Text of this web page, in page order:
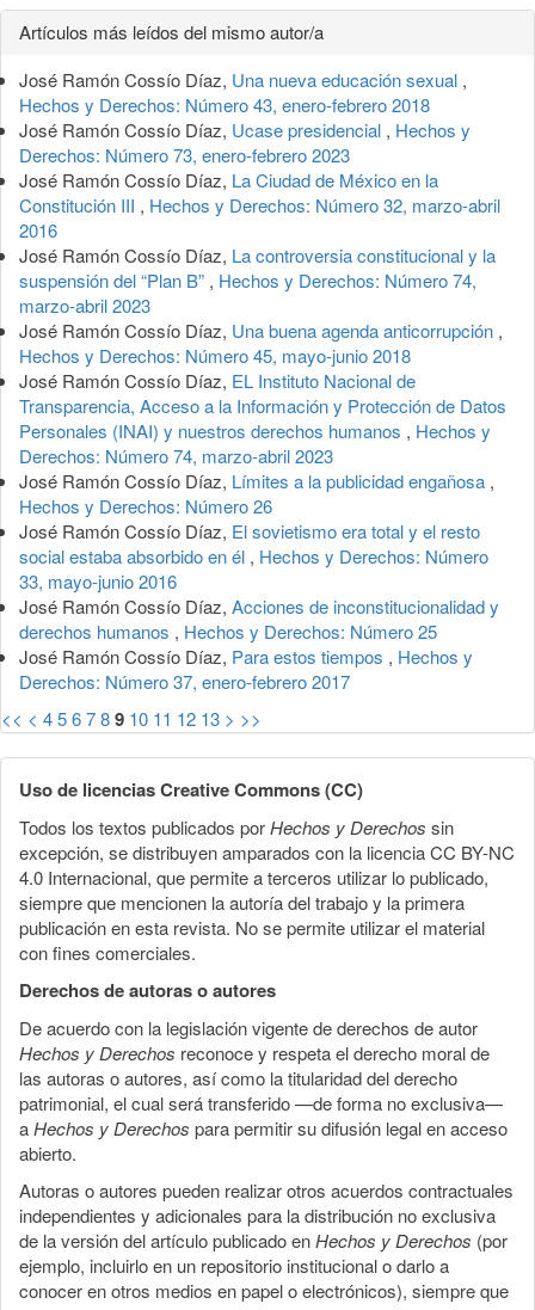
Detalles
del
artículo
Artículos más leídos del mismo autor/a
José Ramón Cossío Díaz, Una nueva educación sexual ,
Hechos y Derechos: Número 43, enero-febrero 2018
José Ramón Cossío Díaz, Ucase presidencial , Hechos y
Derechos: Número 73, enero-febrero 2023
José Ramón Cossío Díaz, La Ciudad de México en la
Constitución III , Hechos y Derechos: Número 32, marzo-abril
2016
José Ramón Cossío Díaz, La controversia constitucional y la
suspensión del “Plan B” , Hechos y Derechos: Número 74,
marzo-abril 2023
José Ramón Cossío Díaz, Una buena agenda anticorrupción ,
Hechos y Derechos: Número 45, mayo-junio 2018
José Ramón Cossío Díaz, EL Instituto Nacional de
Transparencia, Acceso a la Información y Protección de Datos
Personales (INAI) y nuestros derechos humanos , Hechos y
Derechos: Número 74, marzo-abril 2023
José Ramón Cossío Díaz, Límites a la publicidad engañosa ,
Hechos y Derechos: Número 26
José Ramón Cossío Díaz, El sovietismo era total y el resto
social estaba absorbido en él , Hechos y Derechos: Número
33, mayo-junio 2016
José Ramón Cossío Díaz, Acciones de inconstitucionalidad y
derechos humanos , Hechos y Derechos: Número 25
José Ramón Cossío Díaz, Para estos tiempos , Hechos y
Derechos: Número 37, enero-febrero 2017
<< < 456789 10 11 12 13 > >>
Uso de licencias Creative Commons (CC)
Todos los textos publicados porHechos y Derechos sin
excepción, se distribuyen amparados con la licencia CC BY-NC
4.0 Internacional, que permite a terceros utilizar lo publicado,
siempre que mencionen la autoría del trabajo y la primera
publicación en esta revista. No se permite utilizar el material
con fines comerciales.
Derechos de autoras o autores
De acuerdo con la legislación vigente de derechos de autor
Hechos y Derechos reconoce y respeta el derecho moral de
las autoras o autores, así como la titularidad del derecho
patrimonial, el cual será transferido —de forma no exclusiva—
aHechos y Derechos para permitir su difusión legal en acceso
abierto.
Autoras o autores pueden realizar otros acuerdos contractuales
independientes y adicionales para la distribución no exclusiva
de la versión del artículo publicado enHechos y Derechos (por
ejemplo, incluirlo en un repositorio institucional o darlo a
conocer en otros medios en papel o electrónicos), siempre que